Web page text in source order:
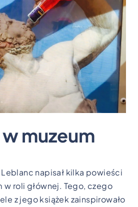
muzeum
napisał kilka powieści
w roli głównej. Tego, czego
z jego książek zainspirowało